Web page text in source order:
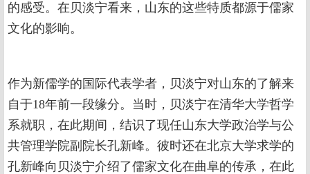
的感受。在贝淡宁看来，山东的这些特质都源于儒家
文化的影响。
作为新儒学的国际代表学者，贝淡宁对山东的了解来
自于18年前一段缘分。当时，贝淡宁在清华大学哲学
系就职，在此期间，结识了现任山东大学政治学与公
共管理学院副院长孔新峰。彼时还在北京大学求学的
孔新峰向贝淡宁介绍了儒家文化在曲阜的传承，在此